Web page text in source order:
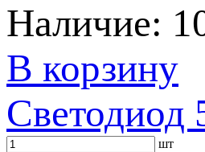
Наличие:
В корзину
Светодиод
шт